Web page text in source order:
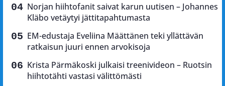
Norjan hiihtofanit saivat karun uutisen – Johannes
Kläbo vetäytyi jättitapahtumasta
EM-edustaja Eveliina Määttänen teki yllättävän
ratkaisun juuri ennen arvokisoja
Krista Pärmäkoski julkaisi treenivideon – Ruotsin
hiihtotähti vastasi välittömästi